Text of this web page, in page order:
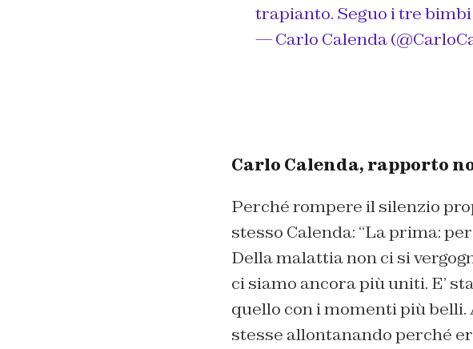
trapianto. Seguo i tre
— Carlo Calenda
Carlo Calenda, rapporto
Perché rompere il silenzio
stesso Calenda: “La prima:
Della malattia non ci si
ci siamo ancora più uniti. E’
quello con i momenti più
stesse allontanando perché